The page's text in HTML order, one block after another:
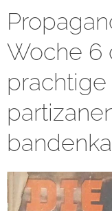
Woche 6
prachtige